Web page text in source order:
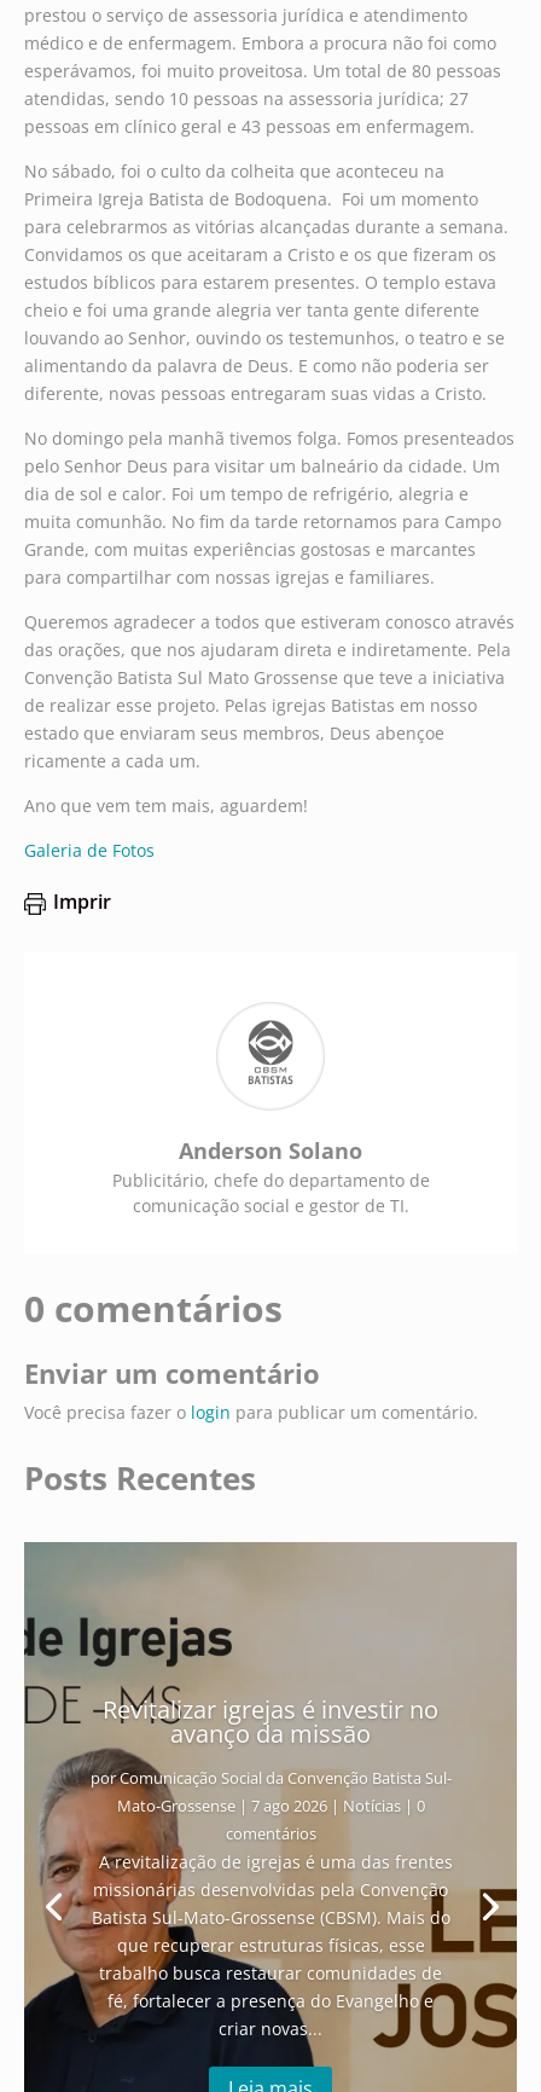
prestou o serviço de assessoria jurídica e atendimento
médico e de enfermagem. Embora a procura não foi como
esperávamos, foi muito proveitosa. Um total de 80 pessoas
atendidas, sendo 10 pessoas na assessoria jurídica; 27
pessoas em clínico geral e 43 pessoas em enfermagem.
No sábado, foi o culto da colheita que aconteceu na
Primeira Igreja Batista de Bodoquena. Foi um momento
para celebrarmos as vitórias alcançadas durante a semana.
Convidamos os que aceitaram a Cristo e os que fizeram os
estudos bíblicos para estarem presentes. O templo estava
cheio e foi uma grande alegria ver tanta gente diferente
louvando ao Senhor, ouvindo os testemunhos, o teatro e se
alimentando da palavra de Deus. E como não poderia ser
diferente, novas pessoas entregaram suas vidas a Cristo.
No domingo pela manhã tivemos folga. Fomos presenteados
pelo Senhor Deus para visitar um balneário da cidade. Um
dia de sol e calor. Foi um tempo de refrigério, alegria e
muita comunhão. No fim da tarde retornamos para Campo
Grande, com muitas experiências gostosas e marcantes
para compartilhar com nossas igrejas e familiares.
Queremos agradecer a todos que estiveram conosco através
das orações, que nos ajudaram direta e indiretamente. Pela
Convenção Batista Sul Mato Grossense que teve a iniciativa
de realizar esse projeto. Pelas igrejas Batistas em nosso
estado que enviaram seus membros, Deus abençoe
ricamente a cada um.
Ano que vem tem mais, aguardem!
Galeria de Fotos
Imprir
Publicitário, chefe do departamento de
comunicação social e gestor de TI.
Anderson Solano
0 comentários
Enviar um comentário
Você precisa fazer o login para publicar um comentário.
Posts Recentes
Revitalizar igrejas é investir no
avanço da missão
porComunicação Social da Convenção Batista Sul-
Mato-Grossense| 7 ago 2026| Notícias| 0
comentários
A revitalização de igrejas é uma das frentes
missionárias desenvolvidas pela Convenção
Batista Sul-Mato-Grossense (CBSM). Mais do
que recuperar estruturas físicas, esse
trabalho busca restaurar comunidades de
fé, fortalecer a presença do Evangelho e
criar novas...